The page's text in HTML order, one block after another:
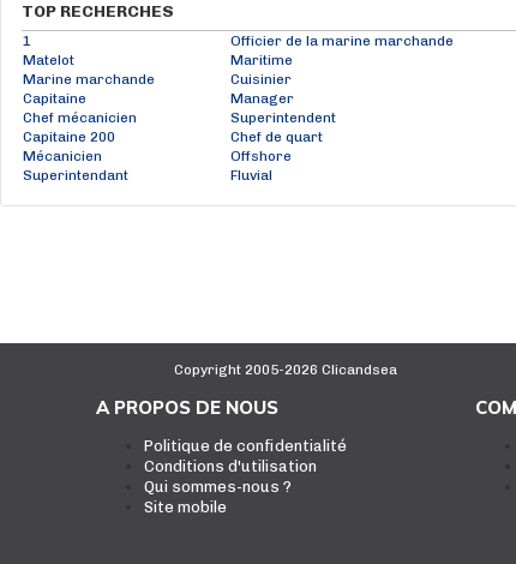
TOP RECHERCHES
1 Officier de la marine marchande
Matelot
Maritime
Marine marchande
Cuisinier
Capitaine
Manager
Chef mécanicien
Superintendent
Capitaine 200
Chef de quart
Mécanicien
Offshore
Superintendant
Fluvial
Copyright 2005-2026 Clicandsea
A PROPOS DE NOUS
Politique de confidentialité
Conditions d'utilisation
Qui sommes-nous ?
Site mobile